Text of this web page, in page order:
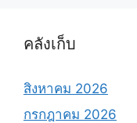
คลังเก็บ
สิงหาคม 2026
กรกฎาคม 2026